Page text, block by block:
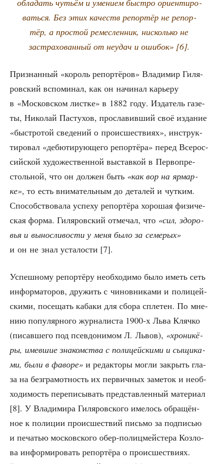
обла­дать чутьём и уме­ни­ем быст­ро ори­ен­ти­ро­
вать­ся. Без этих качеств репор­тёр не репор­
тёр, а про­стой ремес­лен­ник, нисколь­ко не
застра­хо­ван­ный от неудач и оши­бок» [6].
При­знан­ный «король репор­тё­ров» Вла­ди­мир Гиля­
ров­ский вспо­ми­нал, как он начи­нал карье­ру
в «Мос­ков­ском лист­ке» в 1882 году. Изда­тель газе­
ты, Нико­лай Пас­ту­хов, про­сла­вив­ший своё изда­ние
«быст­ро­той све­де­ний о про­ис­ше­стви­ях», инструк­
ти­ро­вал «дебю­ти­ру­ю­ще­го репор­тё­ра» перед Все­рос­
сий­ской худо­же­ствен­ной выстав­кой в Пер­во­пре­
столь­ной, что он дол­жен быть «как вор на ярмар­
ке», то есть вни­ма­тель­ным до дета­лей и чут­ким.
Спо­соб­ство­ва­ла успе­ху репор­тё­ра хоро­шая физи­че­
ская фор­ма. Гиля­ров­ский отме­чал, что «сил, здо­ро­
вья и вынос­ли­во­сти у меня было за семе­рых»
и он не знал уста­ло­сти [7].
Успеш­но­му репор­тё­ру необ­хо­ди­мо было иметь сеть
инфор­ма­то­ров, дру­жить с чинов­ни­ка­ми и поли­цей­
ски­ми, посе­щать каба­ки для сбо­ра спле­тен. По мне­
нию попу­ляр­но­го жур­на­ли­ста 1900‑х Льва Кляч­ко
(писав­ше­го под псев­до­ни­мом Л. Львов), «хро­ни­кё­
ры, имев­шие зна­ком­ства с поли­цей­ски­ми и сыщи­ка­
ми, были в фаво­ре» и редак­то­ры мог­ли закрыть гла­
за на без­гра­мот­ность их пер­вич­ных заме­ток и необ­
хо­ди­мость пере­пи­сы­вать пред­став­лен­ный мате­ри­ал
[8]. У Вла­ди­ми­ра Гиля­ров­ско­го име­лось обра­щён­
ное к поли­ции про­ис­ше­ствий пись­мо за под­пи­сью
и печа­тью мос­ков­ско­го обер-полиц­мей­сте­ра Коз­ло­
ва инфор­ми­ро­вать репор­тё­ра о про­ис­ше­стви­ях.